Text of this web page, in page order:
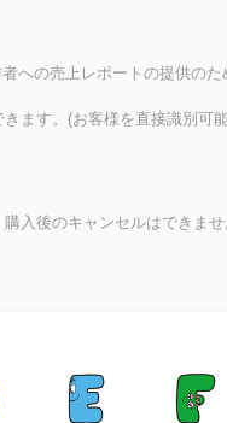
への売上レポートの提供の
ます。(お客様を直接識別可
入後のキャンセルはできませ